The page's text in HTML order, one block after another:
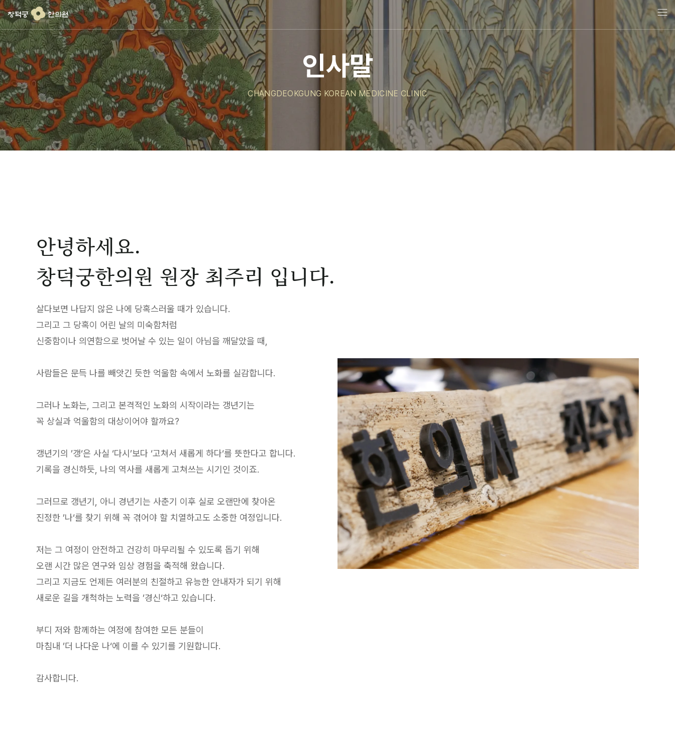
콘
텐
츠
로
건
너
뛰
기
인사말
CHANGDEOKGUNG KOREAN MEDICINE CLINIC
안녕하세요.
창덕궁한의원 원장 최주리 입니다.
살다보면 나답지 않은 나에 당혹스러울 때가 있습니다.
그리고 그 당혹이 어린 날의 미숙함처럼
신중함이나 의연함으로 벗어날 수 있는 일이 아님을 깨달았을 때,
사람들은 문득 나를 빼앗긴 듯한 억울함 속에서 노화를 실감합니다.
그러나 노화는, 그리고 본격적인 노화의 시작이라는 갱년기는
꼭 상실과 억울함의 대상이어야 할까요?
갱년기의 ’갱‘은 사실 ‘다시’보다 ‘고쳐서 새롭게 하다‘를 뜻한다고 합니다.
기록을 경신하듯, 나의 역사를 새롭게 고쳐쓰는 시기인 것이죠.
그러므로 갱년기, 아니 경년기는 사춘기 이후 실로 오랜만에 찾아온
진정한 ’나‘를 찾기 위해 꼭 겪어야 할 치열하고도 소중한 여정입니다.
저는 그 여정이 안전하고 건강히 마무리될 수 있도록 돕기 위해
오랜 시간 많은 연구와 임상 경험을 축적해 왔습니다.
그리고 지금도 언제든 여러분의 친절하고 유능한 안내자가 되기 위해
새로운 길을 개척하는 노력을 ’경신‘하고 있습니다.
부디 저와 함께하는 여정에 참여한 모든 분들이
마침내 ’더 나다운 나‘에 이를 수 있기를 기원합니다.
감사합니다.